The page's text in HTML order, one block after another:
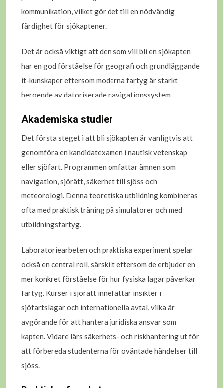
kommunikation, vilket gör det till en nödvändig
färdighet för sjökaptener.
Det är också viktigt att den som vill bli en sjökapten
har en god förståelse för geografi och grundläggande
it-kunskaper eftersom moderna fartyg är starkt
beroende av datoriserade navigationssystem.
Akademiska studier
Det första steget i att bli sjökapten är vanligtvis att
genomföra en kandidatexamen i nautisk vetenskap
eller sjöfart. Programmen omfattar ämnen som
navigation, sjörätt, säkerhet till sjöss och
meteorologi. Denna teoretiska utbildning kombineras
ofta med praktisk träning på simulatorer och med
utbildningsfartyg.
Laboratoriearbeten och praktiska experiment spelar
också en central roll, särskilt eftersom de erbjuder en
mer konkret förståelse för hur fysiska lagar påverkar
fartyg. Kurser i sjörätt innefattar insikter i
sjöfartslagar och internationella avtal, vilka är
avgörande för att hantera juridiska ansvar som
kapten. Vidare lärs säkerhets- och riskhantering ut för
att förbereda studenterna för oväntade händelser till
sjöss.